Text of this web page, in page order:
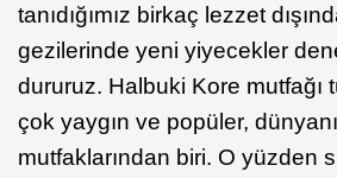
tanıdığımız birkaç lezzet
gezilerinde yeni yiyecekler
dururuz. Halbuki Kore mutfağı
çok yaygın ve popüler,
mutfaklarından biri. O yüzden